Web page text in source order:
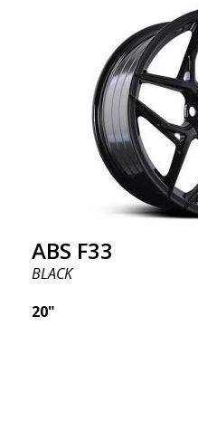
ABS F33
BLACK
20"